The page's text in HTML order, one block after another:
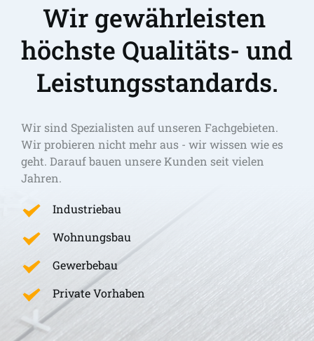
Wir gewährleisten
höchste Qualitäts- und
Leistungsstandards.
Wir sind Spezialisten auf unseren Fachgebieten.
Wir probieren nicht mehr aus - wir wissen wie es
geht. Darauf bauen unsere Kunden seit vielen
Jahren.
Industriebau
Wohnungsbau
Gewerbebau
Private Vorhaben